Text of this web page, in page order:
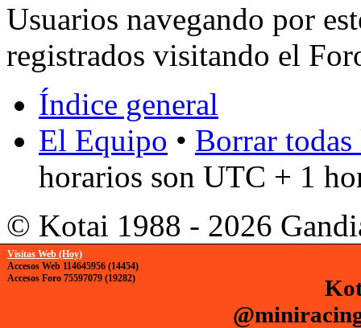
Usuarios navegando por
registrados visitando el
Índice general
El Equipo • Borrar
horarios son UTC + 1
© Kotai 1988 - 2026
Visitas Web (Hoy)
Accesos Web 114645956 (14454)
Accesos Foro 75597079 (19282)